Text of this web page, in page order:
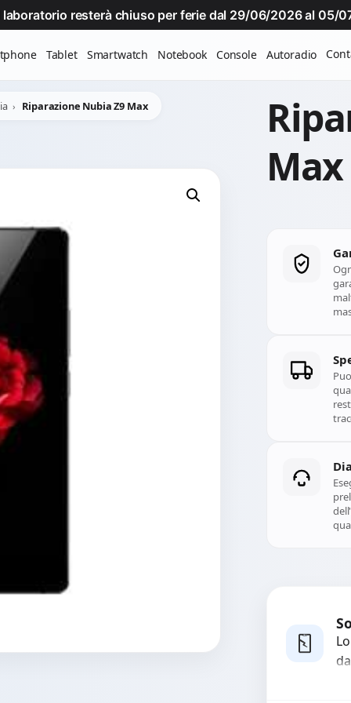
laboratorio resterà chiuso per ferie dal 29/06/2026 al 05/
Tablet Smartwatch Notebook Console Autoradio
Riparazione Nubia Z9 Max
Max